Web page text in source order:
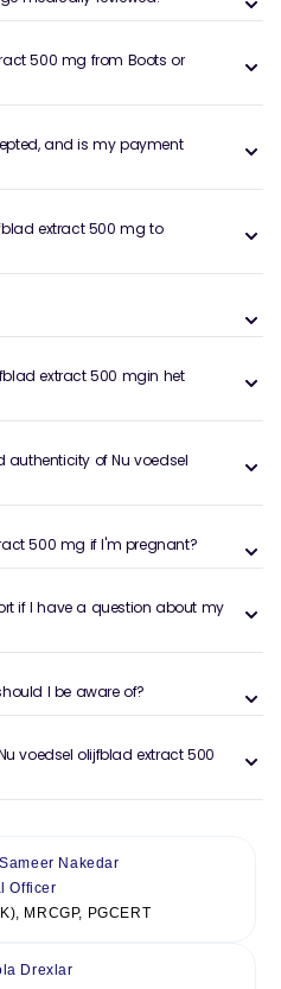
500 mg from Boots or
and is my payment
extract 500 mg to
extract 500 mgin het
authenticity of Nu voedsel
500 mg if I'm pregnant?
if I have a question about my
I be aware of?
voedsel olijfblad extract 500
Nakedar
Officer
MRCGP, PGCERT
Drexlar